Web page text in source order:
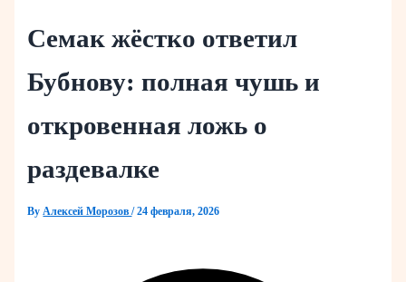
Семак жёстко ответил
Бубнову: полная чушь и
откровенная ложь о
раздевалке
ByАлексей Морозов/24 февраля, 2026